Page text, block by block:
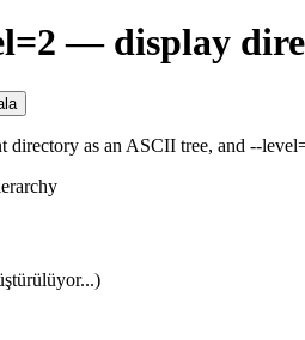
— display
directory as an ASCII tree, and --